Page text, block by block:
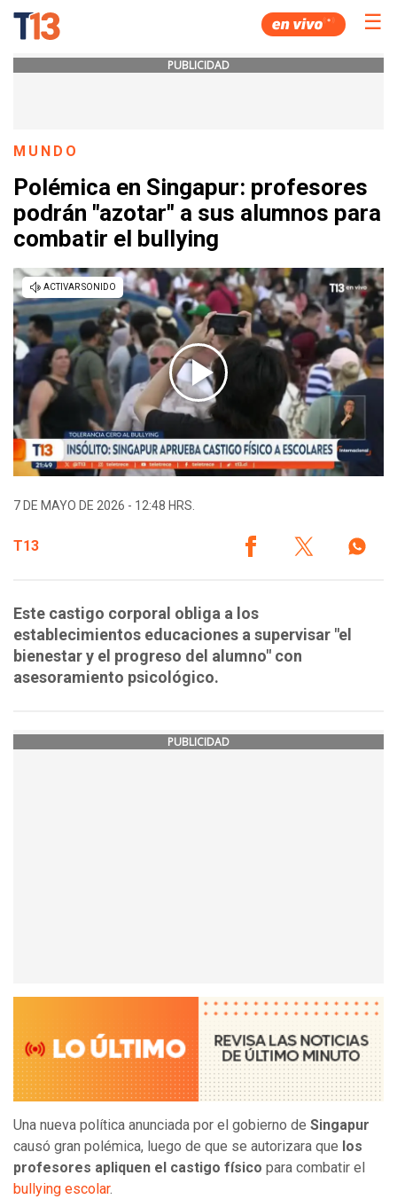
☰
PUBLICIDAD
MUNDO
Polémica en Singapur: profesores
podrán "azotar" a sus alumnos para
combatir el bullying
7 DE MAYO DE 2026 - 12:48 HRS.
T13
Este castigo corporal obliga a los
establecimientos educaciones a supervisar "el
bienestar y el progreso del alumno" con
asesoramiento psicológico.
PUBLICIDAD
Una nueva política anunciada por el gobierno de Singapur
causó gran polémica, luego de que se autorizara que los
profesores apliquen el castigo físico para combatir el
bullying escolar.